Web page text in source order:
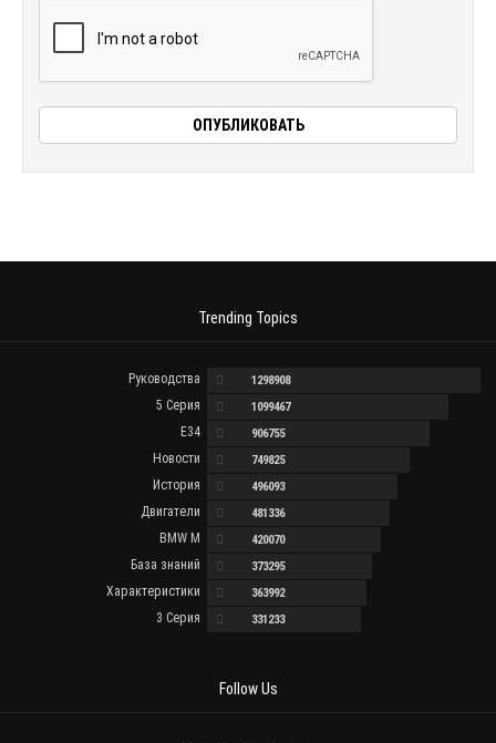
Trending Topics
Руководства 1298908
5 Серия 1099467
E34 906755
Новости 749825
История 496093
Двигатели 481336
BMW M 420070
База знаний 373295
Характеристики 363992
3 Серия 331233
Follow Us